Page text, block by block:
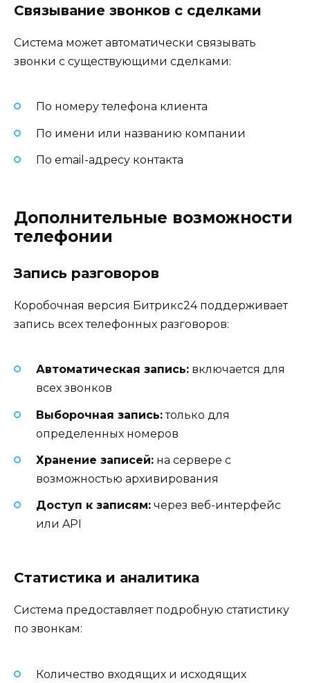
Связывание звонков с сделками
Система может автоматически связывать
звонки с существующими сделками:
По номеру телефона клиента
По имени или названию компании
По email-адресу контакта
Дополнительные возможности
телефонии
Запись разговоров
Коробочная версия Битрикс24 поддерживает
запись всех телефонных разговоров:
Автоматическая запись: включается для
всех звонков
Выборочная запись:только для
определенных номеров
Хранение записей: на сервере с
возможностью архивирования
Доступ к записям: через веб-интерфейс
или API
Статистика и аналитика
Система предоставляет подробную статистику
по звонкам:
Количество входящих и исходящих